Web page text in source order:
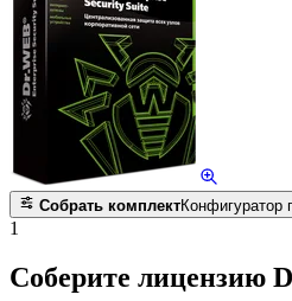
Собрать комплектКонфигуратор
1
Соберите лицензию